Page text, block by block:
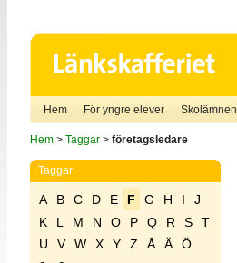
Hem För yngre elever Skolämnen
Hem> Taggar> företagsledare
Taggar
A B C D E F G H I
J
K
L M N O P Q R S
T
U
V W X Y Z Å Ä
Ö